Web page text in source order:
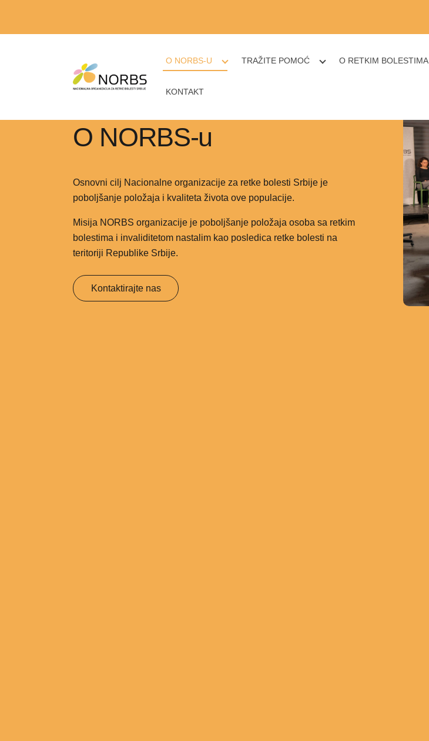
O NORBS-U TRAŽITE POMOĆ O RETKIM BOLESTIMA
KONTAKT
O NORBS-u
Osnovni cilj Nacionalne organizacije za retke bolesti Srbije je
poboljšanje položaja i kvaliteta života ove populacije.
Misija NORBS organizacije je poboljšanje položaja osoba sa retkim
bolestima i invaliditetom nastalim kao posledica retke bolesti na
teritoriji Republike Srbije.
Kontaktirajte nas